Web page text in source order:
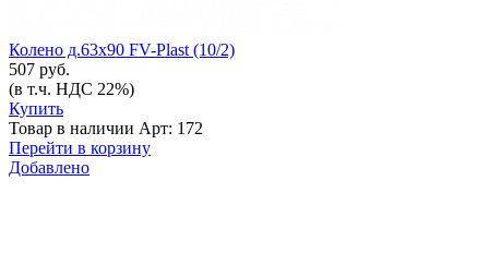
Колено д.63х90 FV-Plast (10/2)
507 руб.
(в т.ч. НДС 22%)
Купить
Товар в наличии Арт: 172
Перейти в корзину
Добавлено